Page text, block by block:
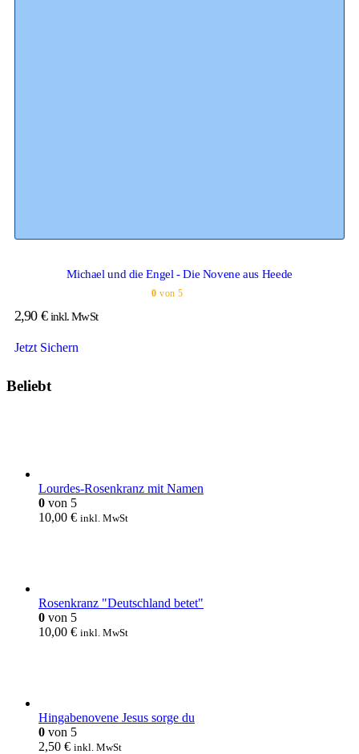
Michael und die Engel - Die Novene aus Heede
0 von 5
2,90 € inkl. MwSt
Jetzt Sichern
Beliebt
Lourdes-Rosenkranz mit Namen
0 von 5
10,00 € inkl. MwSt
Rosenkranz "Deutschland betet"
0 von 5
10,00 € inkl. MwSt
Hingabenovene Jesus sorge du
0 von 5
2,50 € inkl. MwSt